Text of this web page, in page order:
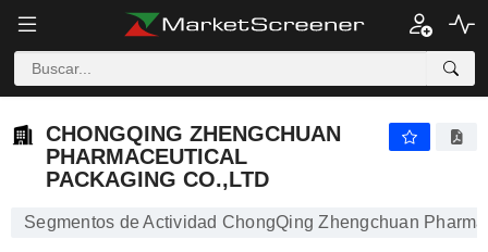
CHONGQING ZHENGCHUAN
PHARMACEUTICAL
PACKAGING CO.,LTD
Segmentos de Actividad ChongQing Zhengchuan